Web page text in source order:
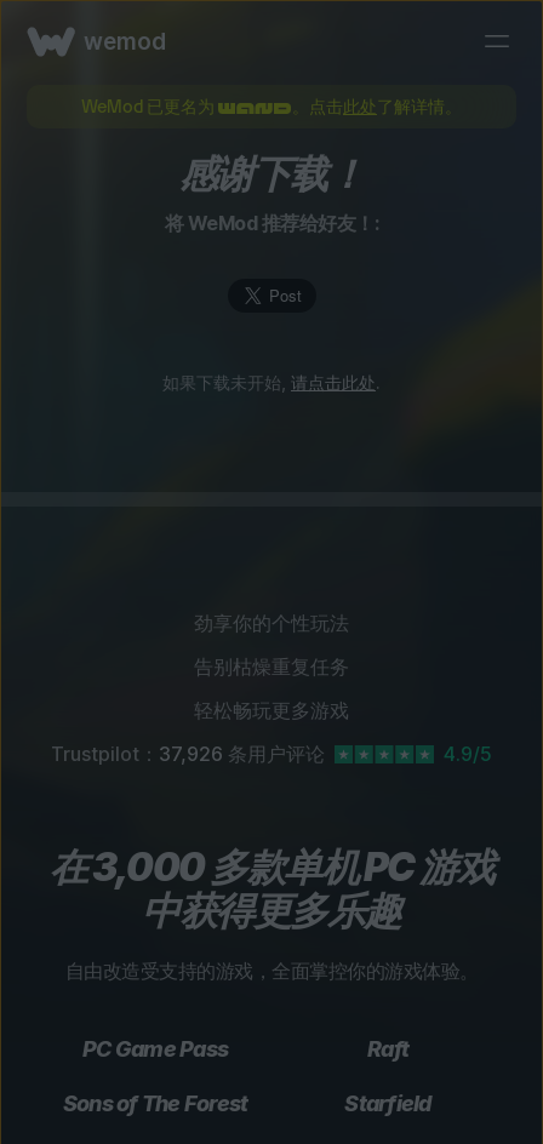
wemod
WeMod 已更名为 。点击此处了解详情。
感谢下载！
将 WeMod 推荐给好友！:
如果下载未开始, 请点击此处.
劲享你的个性玩法
告别枯燥重复任务
轻松畅玩更多游戏
Trustpilot： 37,926 条用户评论 4.9/5
在 3,000 多款单机 PC 游戏
中获得更多乐趣
自由改造受支持的游戏，全面掌控你的游戏体验。
PC Game Pass Raft
Sons of The Forest Starfield